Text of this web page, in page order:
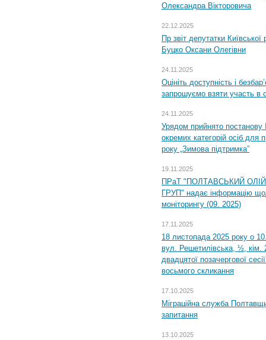
Олександра Вікторовича
22.12.2025
Пр звіт депутатки
Буцко Оксани Олегівни
24.11.2025
Оцініть доступність і
запрошуємо взяти участь в
24.11.2025
Урядом прийнято постанову
окремих категорій осіб для
року „Зимова підтримка”
19.11.2025
ПРаТ "ПОЛТАВСЬКИЙ
ГРУП" надає інформацію
моніторингу (09. 2025)
17.11.2025
18 листопада 2025 року о
вул. Решетилівська, ½, кім.
двадцятої позачергової
восьмого скликання
17.10.2025
Міграційна служба
запитання
13.10.2025